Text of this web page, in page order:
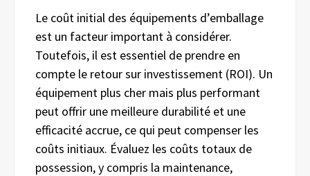
Le coût initial des équipements d’emballage
est un facteur important à considérer.
Toutefois, il est essentiel de prendre en
compte le retour sur investissement (ROI). Un
équipement plus cher mais plus performant
peut offrir une meilleure durabilité et une
efficacité accrue, ce qui peut compenser les
coûts initiaux. Évaluez les coûts totaux de
possession, y compris la maintenance,